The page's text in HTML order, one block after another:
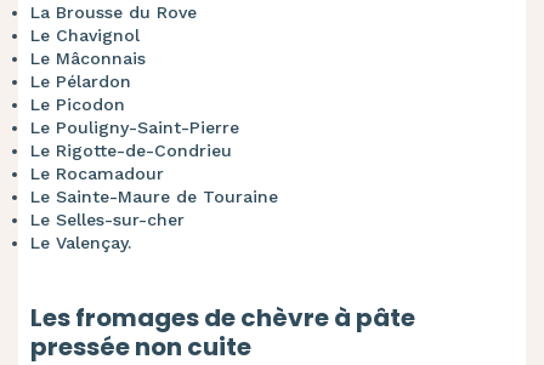
La Brousse du Rove
Le Chavignol
Le Mâconnais
Le Pélardon
Le Picodon
Le Pouligny-Saint-Pierre
Le Rigotte-de-Condrieu
Le Rocamadour
Le Sainte-Maure de Touraine
Le Selles-sur-cher
Le Valençay.
Les fromages de chèvre à pâte
pressée non cuite